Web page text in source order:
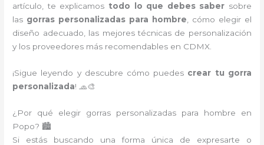
artículo, te explicamos todo lo que debes saber sobre
las gorras personalizadas para hombre , cómo elegir el
diseño adecuado, las mejores técnicas de personalización
y los proveedores más recomendables en CDMX.
¡Sigue leyendo y descubre cómo puedes crear tu gorra
personalizada! 🧢🎨
¿Por qué elegir gorras personalizadas para hombre en
Popo? 🏙️
Si estás buscando una forma única de expresarte o